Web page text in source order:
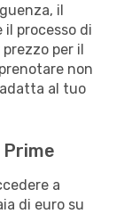
il
processo di
per il
non
al tuo
a
di euro su